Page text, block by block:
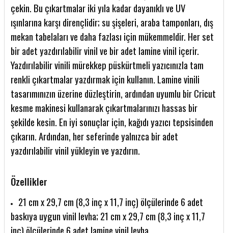
çekin. Bu çıkartmalar iki yıla kadar dayanıklı ve UV
ışınlarına karşı dirençlidir; su şişeleri, araba tamponları, dış
mekan tabelaları ve daha fazlası için mükemmeldir. Her set
bir adet yazdırılabilir vinil ve bir adet lamine vinil içerir.
Yazdırılabilir vinili mürekkep püskürtmeli yazıcınızla tam
renkli çıkartmalar yazdırmak için kullanın. Lamine vinili
tasarımınızın üzerine düzleştirin, ardından uyumlu bir Cricut
kesme makinesi kullanarak çıkartmalarınızı hassas bir
şekilde kesin. En iyi sonuçlar için, kağıdı yazıcı tepsisinden
çıkarın. Ardından, her seferinde yalnızca bir adet
yazdırılabilir vinil yükleyin ve yazdırın.
Özellikler
21 cm x 29,7 cm (8,3 inç x 11,7 inç) ölçülerinde 6 adet
baskıya uygun vinil levha; 21 cm x 29,7 cm (8,3 inç x 11,7
inç) ölçülerinde 6 adet lamine vinil levha.